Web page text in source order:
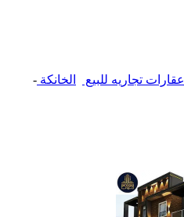
عقارات تجاريه للبيع الخانكة -